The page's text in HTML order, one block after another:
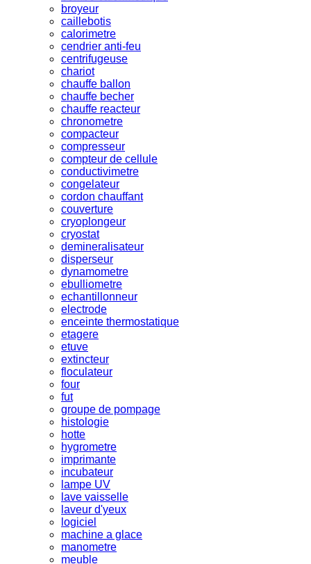
broyeur
caillebotis
calorimetre
cendrier anti-feu
centrifugeuse
chariot
chauffe ballon
chauffe becher
chauffe reacteur
chronometre
compacteur
compresseur
compteur de cellule
conductivimetre
congelateur
cordon chauffant
couverture
cryoplongeur
cryostat
demineralisateur
disperseur
dynamometre
ebulliometre
echantillonneur
electrode
enceinte thermostatique
etagere
etuve
extincteur
floculateur
four
fut
groupe de pompage
histologie
hotte
hygrometre
imprimante
incubateur
lampe UV
lave vaisselle
laveur d'yeux
logiciel
machine a glace
manometre
meuble